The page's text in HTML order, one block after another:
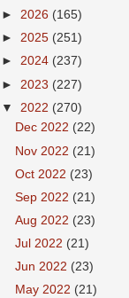
► 2026 (165)
► 2025 (251)
► 2024 (237)
► 2023 (227)
▼ 2022 (270)
Dec 2022 (22)
Nov 2022 (21)
Oct 2022 (23)
Sep 2022 (21)
Aug 2022 (23)
Jul 2022 (21)
Jun 2022 (23)
May 2022 (21)